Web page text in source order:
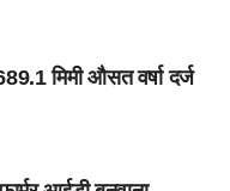
मिमी औसत वर्षा दर्ज